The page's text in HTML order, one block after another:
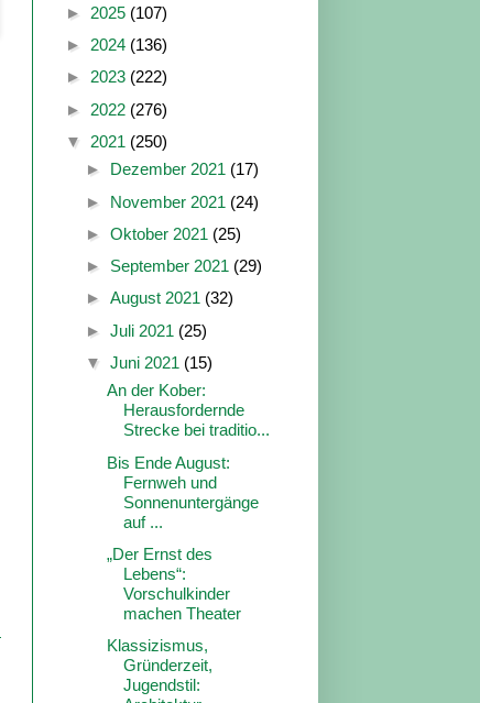
► 2025 (107)
► 2024 (136)
► 2023 (222)
► 2022 (276)
▼ 2021 (250)
► Dezember 2021 (17)
► November 2021 (24)
► Oktober 2021 (25)
► September 2021 (29)
► August 2021 (32)
► Juli 2021 (25)
▼ Juni 2021 (15)
An der Kober:
Herausfordernde
Strecke bei traditio...
Bis Ende August:
Fernweh und
Sonnenuntergänge
auf ...
„Der Ernst des
Lebens“:
Vorschulkinder
machen Theater
Klassizismus,
Gründerzeit,
Jugendstil: